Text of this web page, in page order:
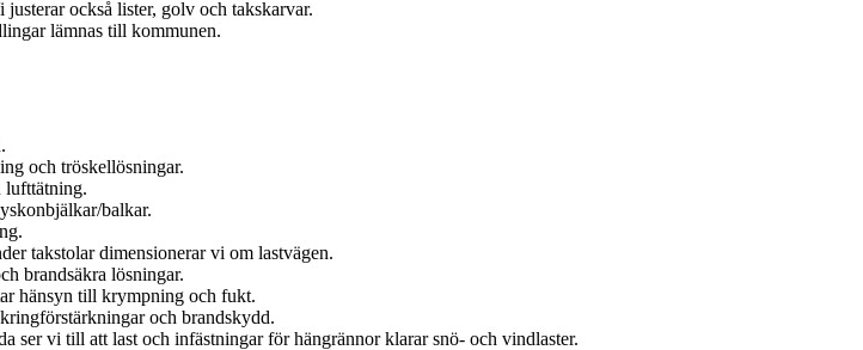
också lister, golv och takskarvar.
lämnas till kommunen.
och tröskellösningar.
lufttätning.
balkar.
takstolar dimensionerar vi om lastvägen.
brandsäkra lösningar.
hänsyn till krympning och fukt.
och brandskydd.
ser vi till att last och infästningar för hängrännor klarar snö- och vindlaster.